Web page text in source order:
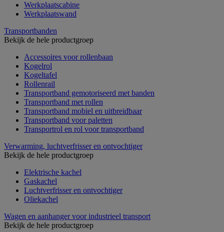
Werkplaatscabine
Werkplaatswand
Transportbanden
Bekijk de hele productgroep
Accessoires voor rollenbaan
Kogelrol
Kogeltafel
Rollenrail
Transportband gemotoriseerd met banden
Transportband met rollen
Transportband mobiel en uitbreidbaar
Transportband voor paletten
Transportrol en rol voor transportband
Verwarming, luchtverfrisser en ontvochtiger
Bekijk de hele productgroep
Elektrische kachel
Gaskachel
Luchtverfrisser en ontvochtiger
Oliekachel
Wagen en aanhanger voor industrieel transport
Bekijk de hele productgroep